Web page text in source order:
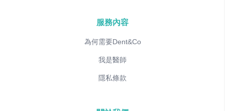
服務內容
為何需要Dent&Co
我是醫師
隱私條款